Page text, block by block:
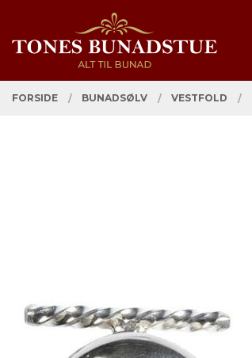
innholdet
PRODUKTER
FORSIDE BUNADSØLV VESTFOLD